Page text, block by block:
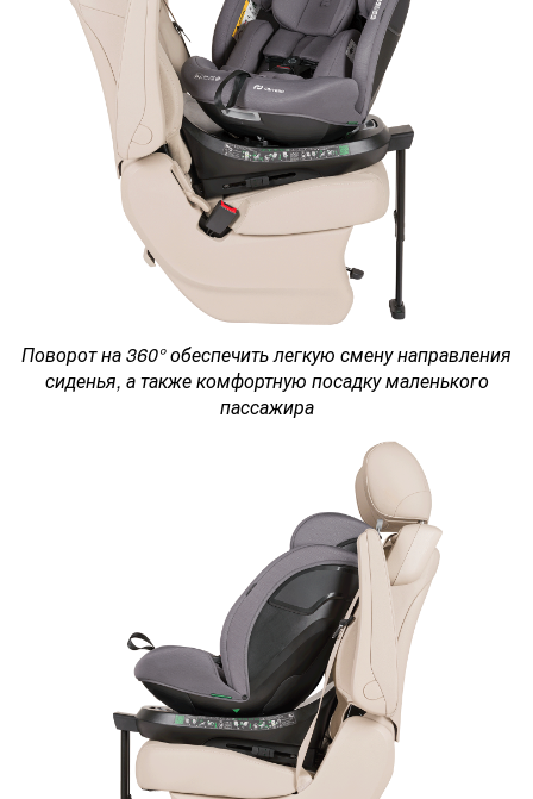
Поворот на 360° обеспечить легкую смену направления
сиденья, а также комфортную посадку маленького
пассажира